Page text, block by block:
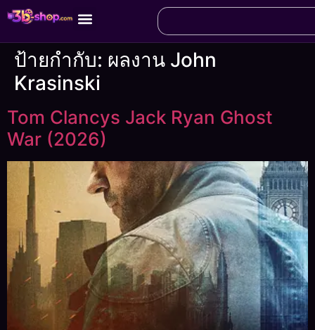
ป้ายกำกับ: ผลงาน John
Krasinski
Tom Clancys Jack Ryan Ghost
War (2026)